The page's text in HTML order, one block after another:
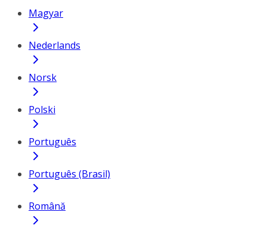
Magyar
Nederlands
Norsk
Polski
Português
Português (Brasil)
Română